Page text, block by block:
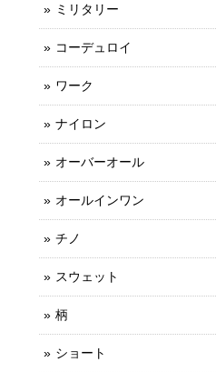
ミリタリー
コーデュロイ
ワーク
ナイロン
オーバーオール
オールインワン
チノ
スウェット
柄
ショート